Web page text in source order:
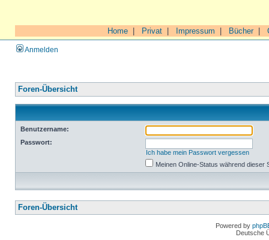
Home Privat Impressum Bücher|
Anmelden
Foren-Übersicht
Benutzername:
Passwort:
Ich habe mein Passwort vergessen
Meinen Online-Status während dieser
Foren-Übersicht
Powered by
Deutsche